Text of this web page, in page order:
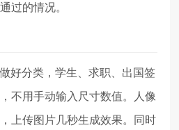
过的情况。
好分类，学生、求职、出国签
不用手动输入尺寸数值。人像
上传图片几秒生成效果。同时